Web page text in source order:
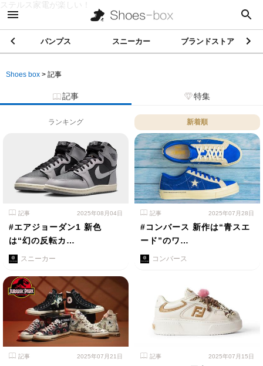
ステルス家電が楽しい！
パンプス スニーカー ブランドストア
Shoes box > 記事
記事 特集
ランキング 新着順
記事 2025年08月04日
#エアジョーダン1 新色
は“幻の反転カ…
スニーカー
記事 2025年07月28日
#コンバース 新作は“青スエ
ード”のワ…
コンバース
記事 2025年07月21日 記事 2025年07月15日